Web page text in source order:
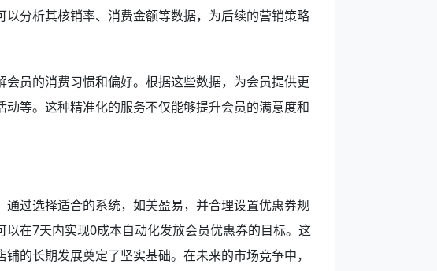
分析其核销率、消费金额等数据，为后续的营销策略
员的消费习惯和偏好。根据这些数据，为会员提供更
等。这种精准化的服务不仅能够提升会员的满意度和
过选择适合的系统，如美盈易，并合理设置优惠券规
在7天内实现0成本自动化发放会员优惠券的目标。这
的长期发展奠定了坚实基础。在未来的市场竞争中，